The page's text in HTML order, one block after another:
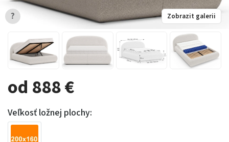
od 888 €
Veľkosť ložnej plochy:
Zobrazit galerii
?